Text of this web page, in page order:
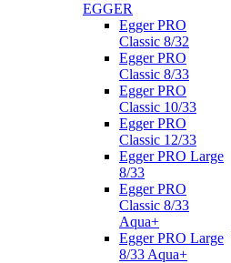
EGGER
Egger PRO
Classic 8/32
Egger PRO
Classic 8/33
Egger PRO
Classic 10/33
Egger PRO
Classic 12/33
Egger PRO Large
8/33
Egger PRO
Classic 8/33
Aqua+
Egger PRO Large
8/33 Aqua+